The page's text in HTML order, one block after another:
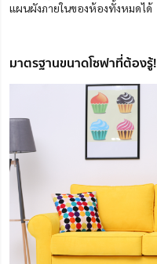
แผนผังภายในของห้องทั้งหมดได้
มาตรฐานขนาดโซฟาที่ต้องรู้!